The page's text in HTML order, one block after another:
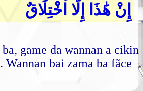
إِنْ هَٰذَا إِلَّا اخْتِلَاقٌ
game da wannan a cikin
Wannan bai zama ba fãce